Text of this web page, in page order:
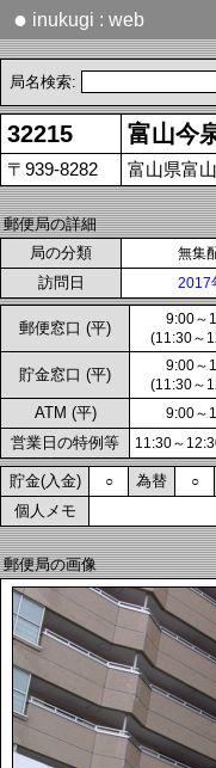
● inukugi : web
局名検索:
32215 富山今
〒939-8282 富山県富
郵便局の詳細
局の分類
無集
訪問日 2017
郵便窓口 (平)
9:00～
(11:30～
貯金窓口 (平)
9:00～
(11:30～
ATM (平) 9:00～
営業日の特例等 11:30～
貯金(入金) ○ 為替 ○
個人メモ
郵便局の画像